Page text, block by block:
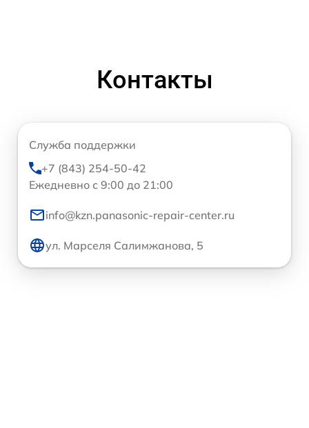
Контакты
Служба поддержки
+7 (843) 254-50-42
Ежедневно с 9:00 до 21:00
info@kzn.panasonic-repair-center.ru
ул. Марселя Салимжанова, 5